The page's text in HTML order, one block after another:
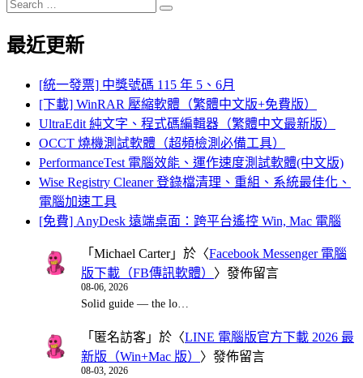
for:
Search
最近更新
[統一發票] 中獎號碼 115 年 5、6月
[下載] WinRAR 壓縮軟體（繁體中文版+免費版）
UltraEdit 純文字、程式碼編輯器（繁體中文最新版）
OCCT 燒機測試軟體（超頻檢測必備工具）
PerformanceTest 電腦效能、運作速度測試軟體(中文版)
Wise Registry Cleaner 登錄檔清理、重組、系統最佳化、
電腦加速工具
[免費] AnyDesk 遠端桌面：跨平台遙控 Win, Mac 電腦
「 Michael Carter」於〈Facebook Messenger 電腦
版下載（FB傳訊軟體） 〉發佈留言
08-06, 2026
Solid guide — the lo…
「 匿名訪客 」於〈LINE 電腦版官方下載 2026 最
新版（Win+Mac 版）
〉發佈留言
08-03, 2026